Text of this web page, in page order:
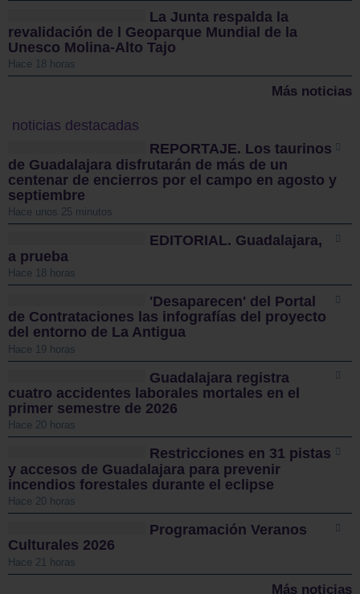
La Junta respalda la
revalidación de l Geoparque Mundial de la
Unesco Molina-Alto Tajo
Hace 18 horas
Más noticias
noticias destacadas
REPORTAJE. Los taurinos
de Guadalajara disfrutarán de más de un
centenar de encierros por el campo en agosto y
septiembre
Hace unos 25 minutos
EDITORIAL. Guadalajara,
a prueba
Hace 18 horas
'Desaparecen' del Portal
de Contrataciones las infografías del proyecto
del entorno de La Antigua
Hace 19 horas
Guadalajara registra
cuatro accidentes laborales mortales en el
primer semestre de 2026
Hace 20 horas
Restricciones en 31 pistas
y accesos de Guadalajara para prevenir
incendios forestales durante el eclipse
Hace 20 horas
Programación Veranos
Culturales 2026
Hace 21 horas
Más noticias